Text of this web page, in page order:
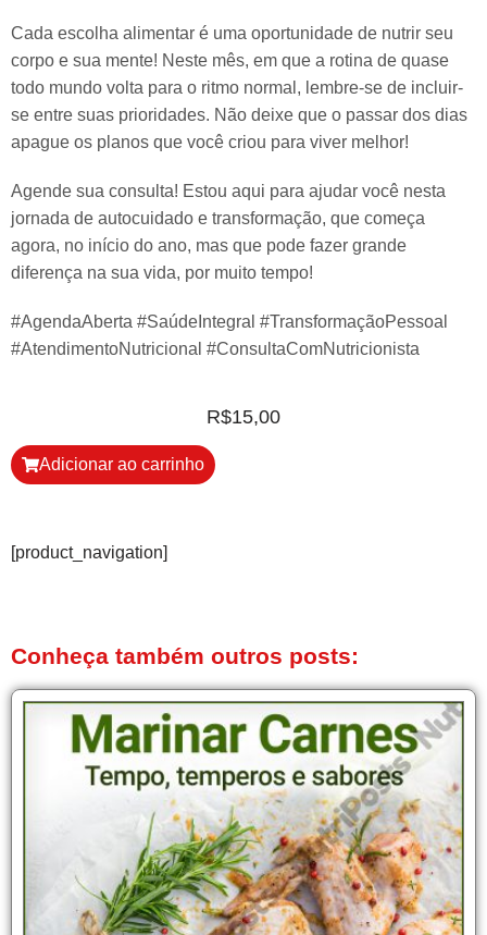
Cada escolha alimentar é uma oportunidade de nutrir seu
corpo e sua mente! Neste mês, em que a rotina de quase
todo mundo volta para o ritmo normal, lembre-se de incluir-
se entre suas prioridades. Não deixe que o passar dos dias
apague os planos que você criou para viver melhor!
Agende sua consulta! Estou aqui para ajudar você nesta
jornada de autocuidado e transformação, que começa
agora, no início do ano, mas que pode fazer grande
diferença na sua vida, por muito tempo!
#AgendaAberta #SaúdeIntegral #TransformaçãoPessoal
#AtendimentoNutricional #ConsultaComNutricionista
R$15,00
Adicionar ao carrinho
[product_navigation]
Conheça também outros posts: